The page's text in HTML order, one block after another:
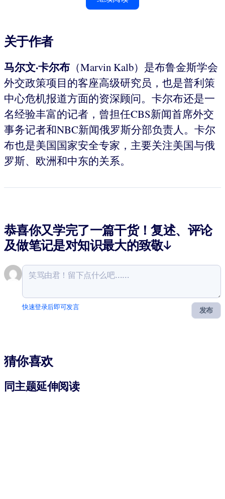
关于作者
马尔文·卡尔布 （Marvin Kalb）是布鲁金斯学会
外交政策项目的客座高级研究员，也是普利策
中心危机报道方面的资深顾问。卡尔布还是一
名经验丰富的记者，曾担任CBS新闻首席外交
事务记者和NBC新闻俄罗斯分部负责人。卡尔
布也是美国国家安全专家，主要关注美国与俄
罗斯、欧洲和中东的关系。
恭喜你又学完了一篇干货！复述、评论
及做笔记是对知识最大的致敬↓
发布
快速登录后即可发言
猜你喜欢
同主题延伸阅读